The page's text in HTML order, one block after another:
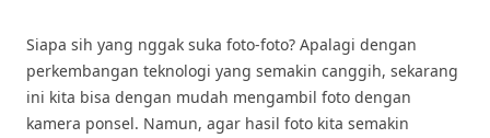
Siapa sih yang nggak suka foto-foto? Apalagi dengan
perkembangan teknologi yang semakin canggih, sekarang
ini kita bisa dengan mudah mengambil foto dengan
kamera ponsel. Namun, agar hasil foto kita semakin